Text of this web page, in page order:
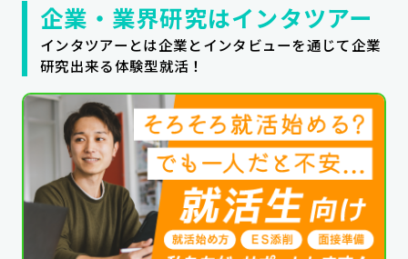
企業・業界研究はインタツアー
インタツアーとは企業とインタビューを通じて企業
研究出来る体験型就活！